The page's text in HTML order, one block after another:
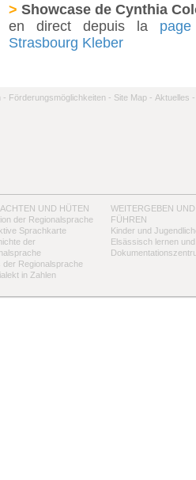
> Showcase de Cynthia
en direct depuis la
Strasbourg Kleber
- Förderungsmöglichkeiten - Site Map - Aktuelles -
UND HÜTEN
der Regionalsprache
Sprachkarte
der
der Regionalsprache
in Zahlen
WEITERGEBEN UND
FÜHREN
Kinder und
Elsässisch lernen